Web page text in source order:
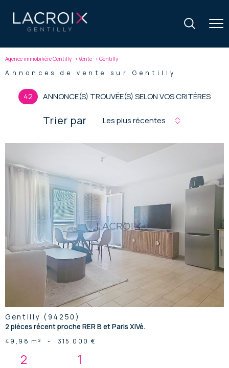
Agence immobilière Gentilly Vente Gentilly
Annonces de vente sur Gentilly
42 ANNONCE(S) TROUVÉE(S) SELON VOS CRITÈRES
Trier par Les plus récentes
voir le
bien
Gentilly (94250)
2 pièces récent proche RER B et Paris XIVè.
49,98 m² - 315 000 €
2 1